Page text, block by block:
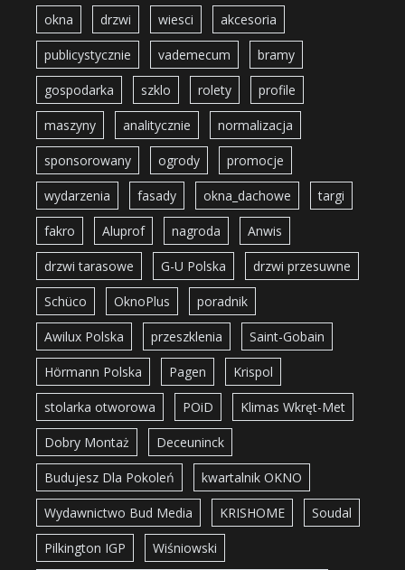
okna drzwi wiesci akcesoria
publicystycznie vademecum bramy
gospodarka szklo rolety profile
maszyny analitycznie normalizacja
sponsorowany ogrody promocje
wydarzenia fasady okna_dachowe targi
fakro Aluprof nagroda Anwis
drzwi tarasowe G-U Polska drzwi przesuwne
Schüco OknoPlus poradnik
Awilux Polska przeszklenia Saint-Gobain
Hörmann Polska Pagen Krispol
stolarka otworowa POiD Klimas Wkręt-Met
Dobry Montaż Deceuninck
Budujesz Dla Pokoleń kwartalnik OKNO
Wydawnictwo Bud Media KRISHOME Soudal
Pilkington IGP Wiśniowski